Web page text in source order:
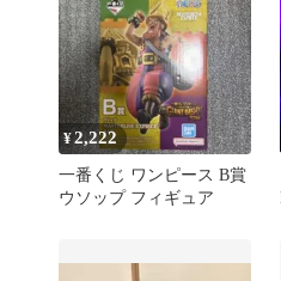
¥2,222
一番くじ ワンピース B賞
ウソップ フィギュア